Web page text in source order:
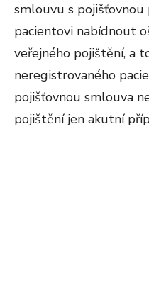
smlouvu s pojišťovnou
pacientovi nabídnout
veřejného pojištění, a
neregistrovaného
pojišťovnou smlouva
pojištění jen akutní